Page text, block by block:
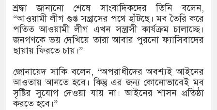
খিলক্ষেত থানা বিএনপির যুগ্ম
দেশের ৬ অঞ্চলে ঝড়ের আভাস
সার্ককে আরও গতিশীল করতে চায়
প্রেমের সম্পর্ক ছিন্ন না করায় মা-
প্রধানমন্ত্রীর সঙ্গে নবনিযুক্ত
শ্রদ্ধা জানানো শেষে সাংবাদিকদের তিনি বলেন,
“আওয়ামী লীগ গুপ্ত সন্ত্রাসের পথে হাঁটছে। মব তৈরি করে
পতিত আওয়ামী লীগ এখন সন্ত্রাসী কার্যক্রম চালাচ্ছে।
জনগণকে ভয় দেখিয়ে তারা আবার পুরনো ফ্যাসিবাদের
ছায়ায় ফিরতে চায়।”
জোনায়েদ সাকি বলেন, “অপরাধীদের অবশ্যই আইনের
আওতায় আনতে হবে। কিন্তু এর জন্য কোনোভাবেই মব
সৃষ্টির সুযোগ দেওয়া যায় না। আইনের শাসন প্রতিষ্ঠা
করতে হবে।”